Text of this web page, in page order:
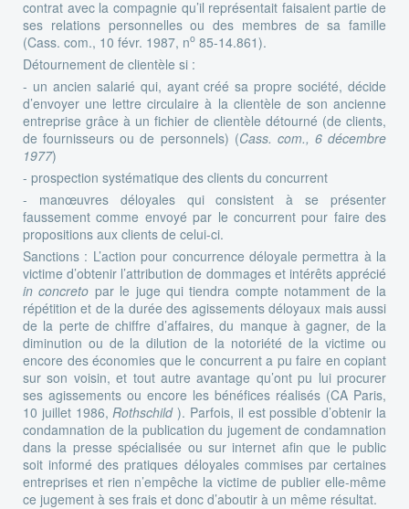
contrat avec la compagnie qu’il représentait faisaient partie de
ses relations personnelles ou des membres de sa famille
(Cass. com., 10 févr. 1987, no 85-14.861).
Détournement de clientèle si :
- un ancien salarié qui, ayant créé sa propre société, décide
d’envoyer une lettre circulaire à la clientèle de son ancienne
entreprise grâce à un fichier de clientèle détourné (de clients,
de fournisseurs ou de personnels) (Cass. com., 6 décembre
1977)
- prospection systématique des clients du concurrent
- manœuvres déloyales qui consistent à se présenter
faussement comme envoyé par le concurrent pour faire des
propositions aux clients de celui-ci.
Sanctions : L’action pour concurrence déloyale permettra à la
victime d’obtenir l’attribution de dommages et intérêts apprécié
in concreto par le juge qui tiendra compte notamment de la
répétition et de la durée des agissements déloyaux mais aussi
de la perte de chiffre d’affaires, du manque à gagner, de la
diminution ou de la dilution de la notoriété de la victime ou
encore des économies que le concurrent a pu faire en copiant
sur son voisin, et tout autre avantage qu’ont pu lui procurer
ses agissements ou encore les bénéfices réalisés (CA Paris,
10 juillet 1986, Rothschild). Parfois, il est possible d’obtenir la
condamnation de la publication du jugement de condamnation
dans la presse spécialisée ou sur internet afin que le public
soit informé des pratiques déloyales commises par certaines
entreprises et rien n’empêche la victime de publier elle-même
ce jugement à ses frais et donc d’aboutir à un même résultat.